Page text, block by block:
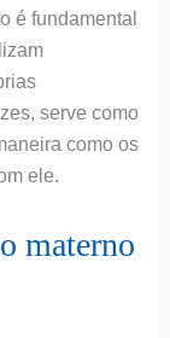
é fundamental
serve como
como os
ele.
materno